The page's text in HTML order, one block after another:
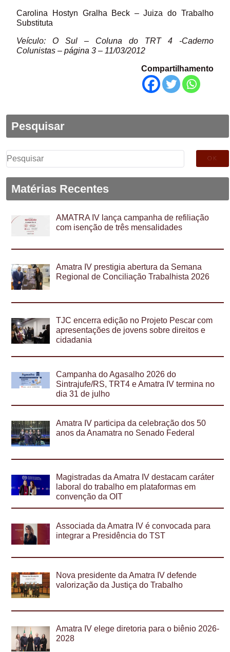
Carolina Hostyn Gralha Beck – Juiza do Trabalho
Substituta
Veículo: O Sul – Coluna do TRT 4 -Caderno
Colunistas – página 3 – 11/03/2012
Compartilhamento
Pesquisar
Pesquisar
por:
Matérias Recentes
AMATRA IV lança campanha de refiliação
com isenção de três mensalidades
Amatra IV prestigia abertura da Semana
Regional de Conciliação Trabalhista 2026
TJC encerra edição no Projeto Pescar com
apresentações de jovens sobre direitos e
cidadania
Campanha do Agasalho 2026 do
Sintrajufe/RS, TRT4 e Amatra IV termina no
dia 31 de julho
Amatra IV participa da celebração dos 50
anos da Anamatra no Senado Federal
Magistradas da Amatra IV destacam caráter
laboral do trabalho em plataformas em
convenção da OIT
Associada da Amatra IV é convocada para
integrar a Presidência do TST
Nova presidente da Amatra IV defende
valorização da Justiça do Trabalho
Amatra IV elege diretoria para o biênio 2026-
2028